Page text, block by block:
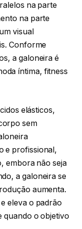
na parte
na parte
visual
Conforme
a galoneira é
íntima, fitness
elásticos,
sem
e profissional,
embora não seja
a galoneira se
aumenta.
eleva o padrão
quando o objetivo